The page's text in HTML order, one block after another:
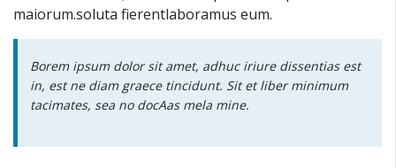
maiorum.soluta fierentlaboramus eum.
Borem ipsum dolor sit amet, adhuc iriure dissentias est
in, est ne diam graece tincidunt. Sit et liber minimum
tacimates, sea no docAas mela mine.